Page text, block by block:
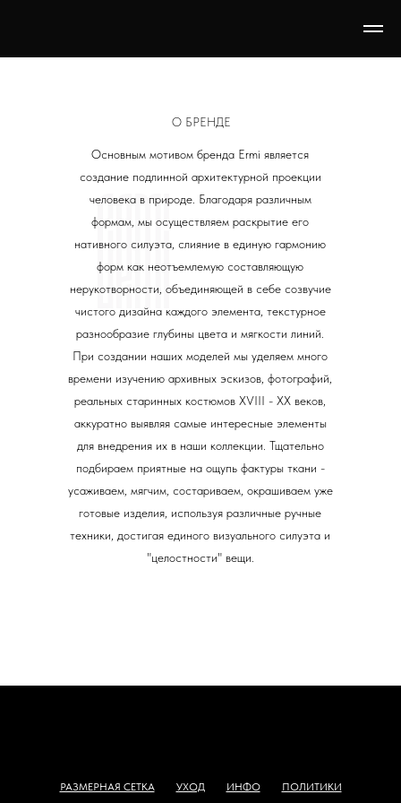
Основным мотивом бренда Ermi является
создание подлинной архитектурной проекции
человека в природе. Благодаря различным
формам, мы осуществляем раскрытие его
нативного силуэта, слияние в единую гармонию
форм как неотъемлемую составляющую
нерукотворности, объединяющей в себе созвучие
чистого дизайна каждого элемента, текстурное
разнообразие глубины цвета и мягкости линий.
При создании наших моделей мы уделяем много
времени изучению архивных эскизов, фотографий,
реальных старинных костюмов XVIII - XX веков,
аккуратно выявляя самые интересные элементы
для внедрения их в наши коллекции. Тщательно
подбираем приятные на ощупь фактуры ткани -
усаживаем, мягчим, состариваем, окрашиваем уже
готовые изделия, используя различные ручные
техники, достигая единого визуального силуэта и
"целостности" вещи.
О БРЕНДЕ
РАЗМЕРНАЯ СЕТКА УХОД ИНФО
ПОЛИТИКИ